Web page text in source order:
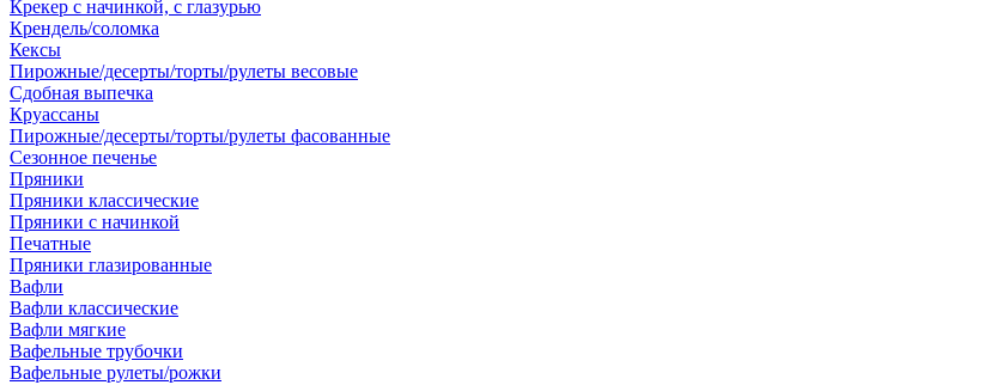
Крекер с начинкой, с глазурью
Крендель/соломка
Кексы
Пирожные/десерты/торты/рулеты весовые
Сдобная выпечка
Круассаны
Пирожные/десерты/торты/рулеты фасованные
Сезонное печенье
Пряники
Пряники классические
Пряники с начинкой
Печатные
Пряники глазированные
Вафли
Вафли классические
Вафли мягкие
Вафельные трубочки
Вафельные рулеты/рожки